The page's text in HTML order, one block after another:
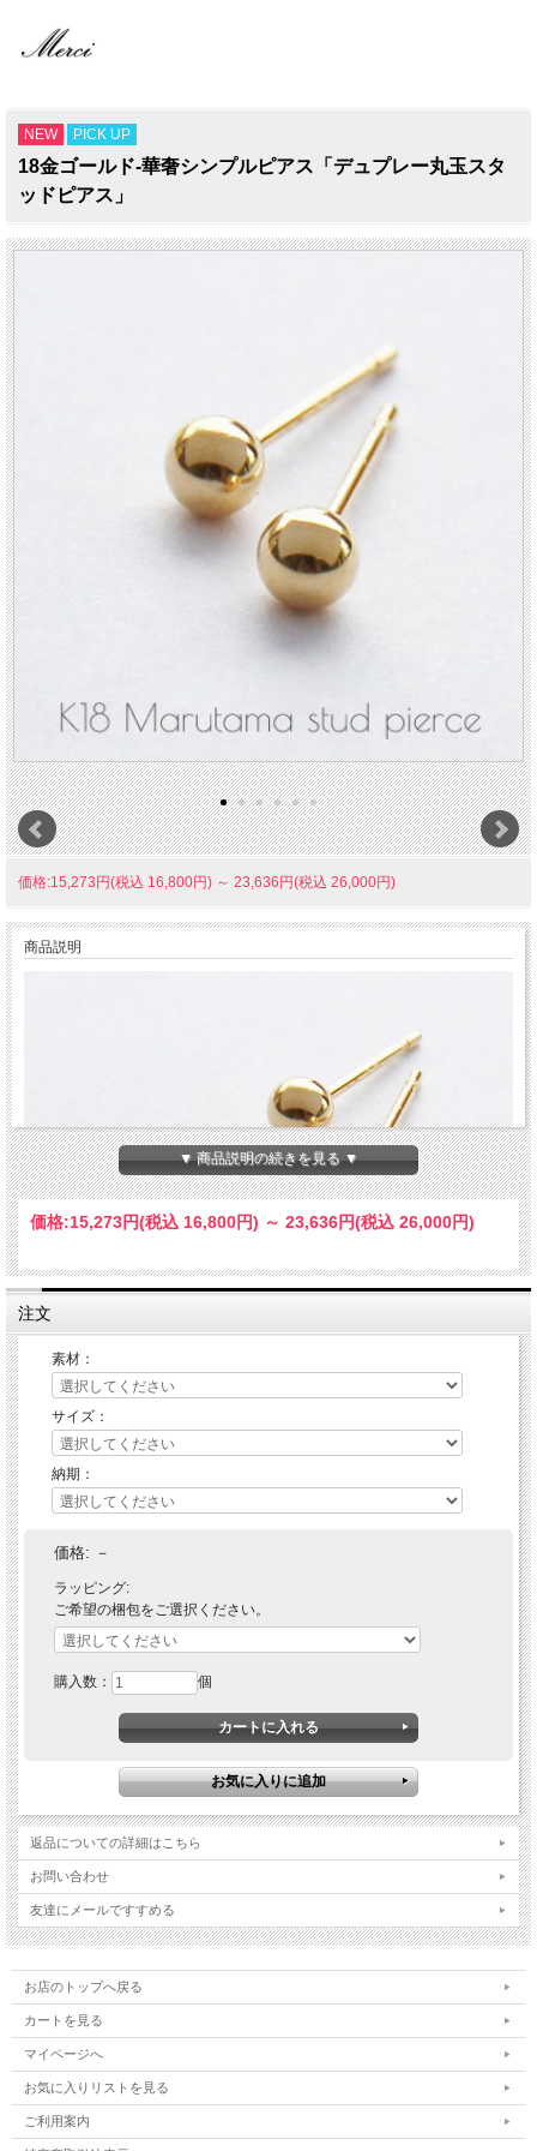
NEW PICK UP
18金ゴールド-華奢シンプルピアス「デュプレー丸玉スタ
ッドピアス」
価格:15,273円(税込 16,800円) ～ 23,636円(税込 26,000円)
商品説明
▼ 商品説明の続きを見る ▼
価格:15,273円(税込 16,800円) ～ 23,636円(税込 26,000円)
注文
素材：
サイズ：
納期：
価格: －
ラッピング:
ご希望の梱包をご選択ください。
購入数： 個
返品についての詳細はこちら
お問い合わせ
友達にメールですすめる
お店のトップへ戻る
カートを見る
マイページへ
お気に入りリストを見る
ご利用案内